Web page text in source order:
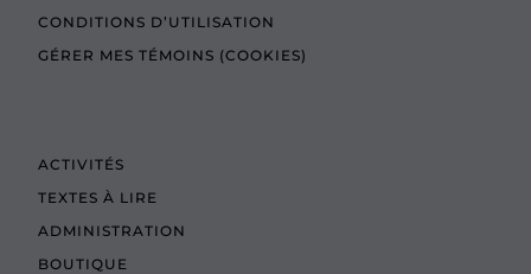
CONDITIONS D’UTILISATION
GÉRER MES TÉMOINS (COOKIES)
ACTIVITÉS
TEXTES À LIRE
ADMINISTRATION
BOUTIQUE